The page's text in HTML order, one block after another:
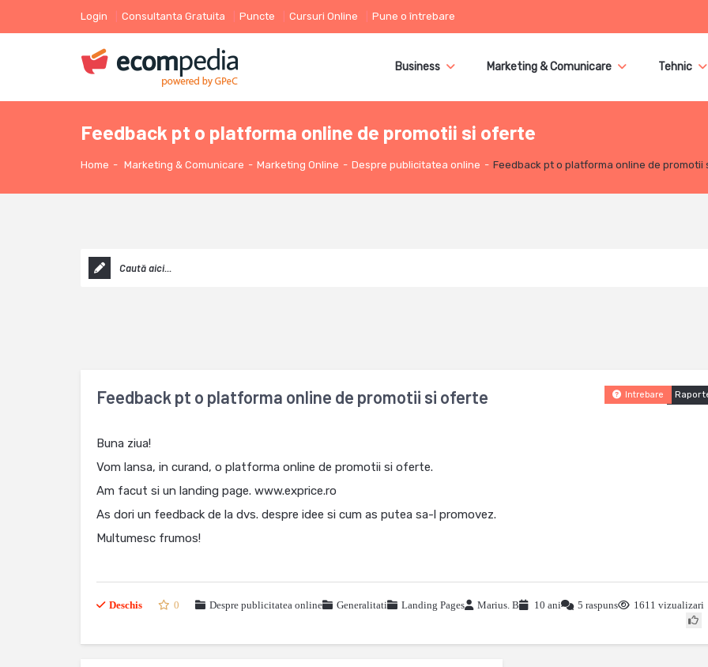
Login Consultanta Gratuita Puncte Cursuri Online Pune o întrebare
Business Marketing & Comunicare Tehnic
Feedback pt o platforma online de promotii si oferte
Home - Marketing & Comunicare - Marketing Online - Despre publicitatea online - Feedback pt o platforma online de promotii
Feedback pt o platforma online de promotii si oferte Intrebare
Buna ziua!
Vom lansa, in curand, o platforma online de promotii si oferte.
Am facut si un landing page. www.exprice.ro
As dori un feedback de la dvs. despre idee si cum as putea sa-l promovez.
Multumesc frumos!
Deschis 0 Despre publicitatea online Generalitati Landing Pages Marius. B 10 ani 5 raspuns 1611 vizualizari